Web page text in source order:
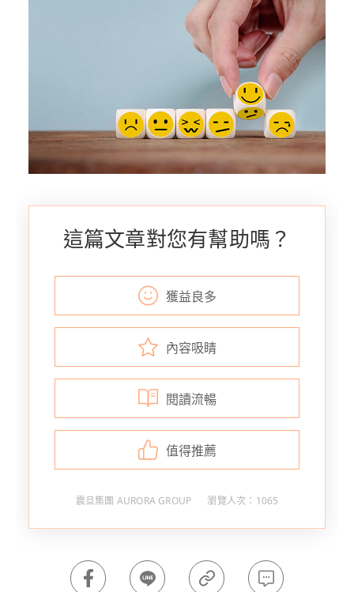
這篇文章對您有幫助嗎？
獲益良多
內容吸睛
閱讀流暢
值得推薦
震旦集團 AURORA GROUP 瀏覽人次：1065